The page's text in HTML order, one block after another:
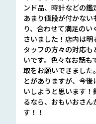
ンド品、時計などの鑑
あまり値段が付かな
り、合わせて満足の
さいました！店内は
タッフの方々の対応も
いです。色々なお話も
取をお願いできました
とがありますが、今
いしようと思います
るなら、おもいおさん
す！！